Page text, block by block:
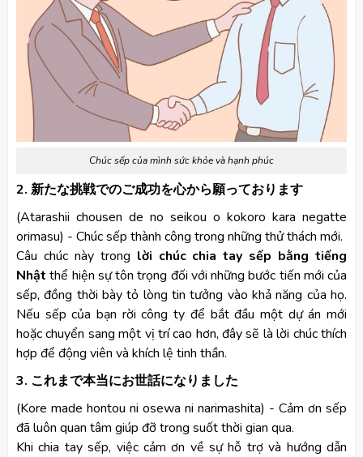
Chúc sếp của mình sức khỏe và hạnh phúc
2. 新たな挑戦でのご成功を心から願っております
(Atarashii chousen de no seikou o kokoro kara negatte
orimasu) - Chúc sếp thành công trong những thử thách mới.
Câu chúc này trong lời chúc chia tay sếp bằng tiếng
Nhật thể hiện sự tôn trọng đối với những bước tiến mới của
sếp, đồng thời bày tỏ lòng tin tưởng vào khả năng của họ.
Nếu sếp của bạn rời công ty để bắt đầu một dự án mới
hoặc chuyển sang một vị trí cao hơn, đây sẽ là lời chúc thích
hợp để động viên và khích lệ tinh thần.
3. これまで本当にお世話になりました
(Kore made hontou ni osewa ni narimashita) - Cảm ơn sếp
đã luôn quan tâm giúp đỡ trong suốt thời gian qua.
Khi chia tay sếp, việc cảm ơn về sự hỗ trợ và hướng dẫn